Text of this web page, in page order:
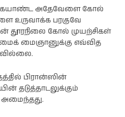
கையாண்ட அதேவேளை கோல்
உருவாக்க பரகுவே
தூரநிலை கோல் முயற்சிகள்
மைஞானுக்கு எவ்வித
பிரான்ஸின்
தடுத்தாடலுக்கும்